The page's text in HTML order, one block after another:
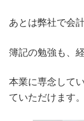
あとは弊社で会
簿記の勉強も、
本業に専念して
ていただけます。